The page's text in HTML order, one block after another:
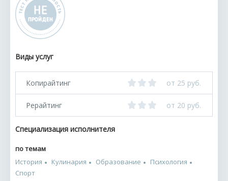
Виды услуг
Копирайтинг от 25 руб.
Рерайтинг от 20 руб.
Специализация исполнителя
по темам
История
Кулинария Образование
Психология
Спорт